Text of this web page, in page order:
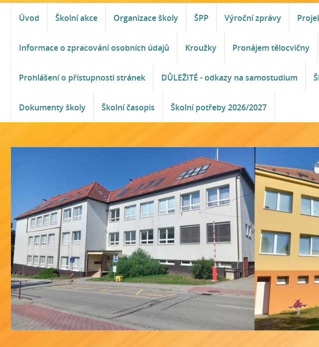
Úvod Školní akce Organizace školy ŠPP Výroční zprávy
Informace o zpracování osobních údajů Kroužky Pronájem tělocvičny
Prohlášení o přístupnosti stránek DŮLEŽITÉ - odkazy na samostudium
Dokumenty školy Školní časopis Školní potřeby 2026/2027